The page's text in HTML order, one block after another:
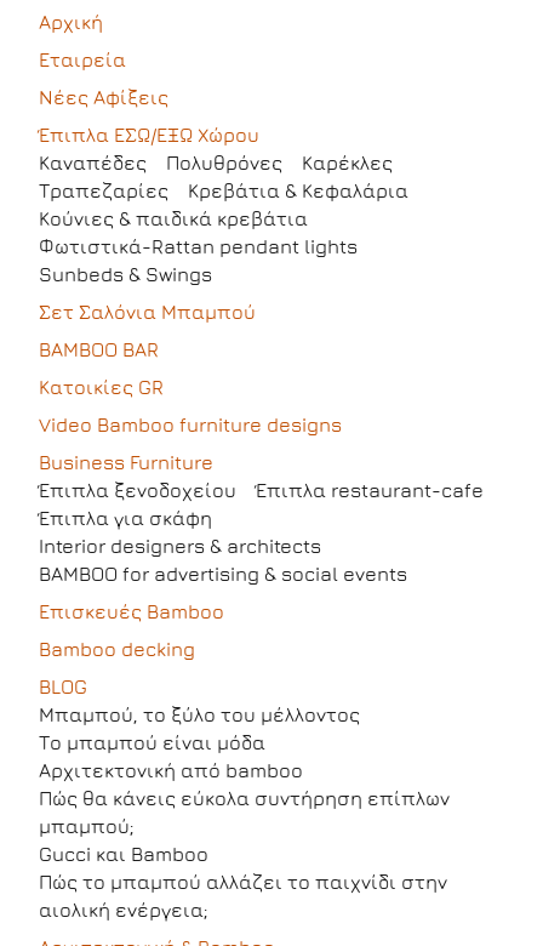
Αρχική
Εταιρεία
Νέες Αφίξεις
Έπιπλα ΕΣΩ/ΕΞΩ Χώρου
Kαναπέδες
Πολυθρόνες
Καρέκλες
Τραπεζαρίες
Kρεβάτια & Κεφαλάρια
Κούνιες & παιδικά κρεβάτια
Φωτιστικά-Rattan pendant lights
Sunbeds & Swings
Σετ Σαλόνια Μπαμπού
BAMBOO BAR
Κατοικίες GR
Video Bamboo furniture designs
Business Furniture
Έπιπλα ξενοδοχείου
Έπιπλα restaurant-cafe
Έπιπλα για σκάφη
Interior designers & architects
BAMBOO for advertising & social events
Επισκευές Bamboo
Bamboo decking
BLOG
Μπαμπού, το ξύλο του μέλλοντος
Το μπαμπού είναι μόδα
Αρχιτεκτονική από bamboo
Πώς θα κάνεις εύκολα συντήρηση επίπλων
μπαμπού;
Gucci και Bamboo
Πώς το μπαμπού αλλάζει το παιχνίδι στην
αιολική ενέργεια;